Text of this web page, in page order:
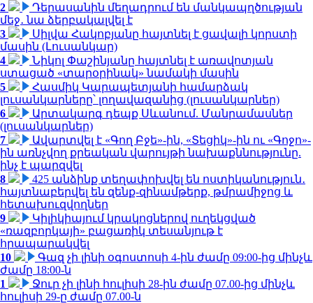
2
Դերասանին մեղադրում են մանկապղծության
մեջ․ նա ձերբակալվել է
3
Սիլվա Հակոբյանը հայտնել է ցավալի կորստի
մասին (Լուսանկար)
4
Նիկոլ Փաշինյանը հայտնել է առավոտյան
ստացած «տարօրինակ» նամակի մասին
5
Հասմիկ Կարապետյանի համարձակ
լուսանկարները՝ լողավազանից (լուսանկարներ)
6
Արտակարգ դեպք Սևանում. Մանրամասներ
(լուսանկարներ)
7
Ավարտվել է «Գող Բջե»-ին, «Տեցիկ»-ին ու «Գոջո»-
ին առնչվող քրեական վարույթի նախաքննությունը.
ինչ է պարզվել
8
425 անձինք տեղափոխվել են ոստիկանություն․
հայտնաբերվել են զենք-զինամթերք, թմրամիջոց և
հետախուզվողներ
9
Կիլիկիայում կրակոցներով ուղեկցված
«ռազբորկայի» բացառիկ տեսանյութ է
հրապարակվել
10
Գազ չի լինի օգոստոսի 4-ին ժամը 09:00-ից մինչև
ժամը 18:00-ն
1
Ջուր չի լինի հուլիսի 28-ին ժամը 07.00-ից մինչև
հուլիսի 29-ը ժամը 07.00-ն